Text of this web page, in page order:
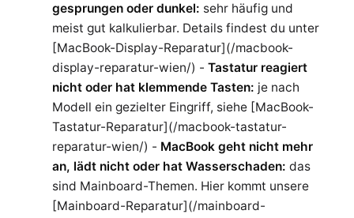
gesprungen oder dunkel: sehr häufig und
meist gut kalkulierbar. Details findest du unter
[MacBook-Display-Reparatur](/macbook-
display-reparatur-wien/) - Tastatur reagiert
nicht oder hat klemmende Tasten: je nach
Modell ein gezielter Eingriff, siehe [MacBook-
Tastatur-Reparatur](/macbook-tastatur-
reparatur-wien/) - MacBook geht nicht mehr
an, lädt nicht oder hat Wasserschaden: das
sind Mainboard-Themen. Hier kommt unsere
[Mainboard-Reparatur](/mainboard-